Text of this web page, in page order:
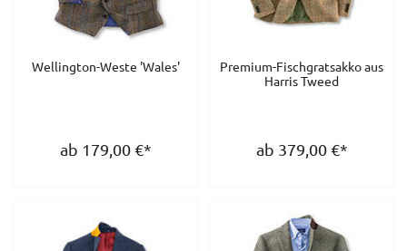
Wellington-Weste 'Wales'
ab 179,00€*
Premium-Fischgratsakko aus
Harris Tweed
ab 379,00€*